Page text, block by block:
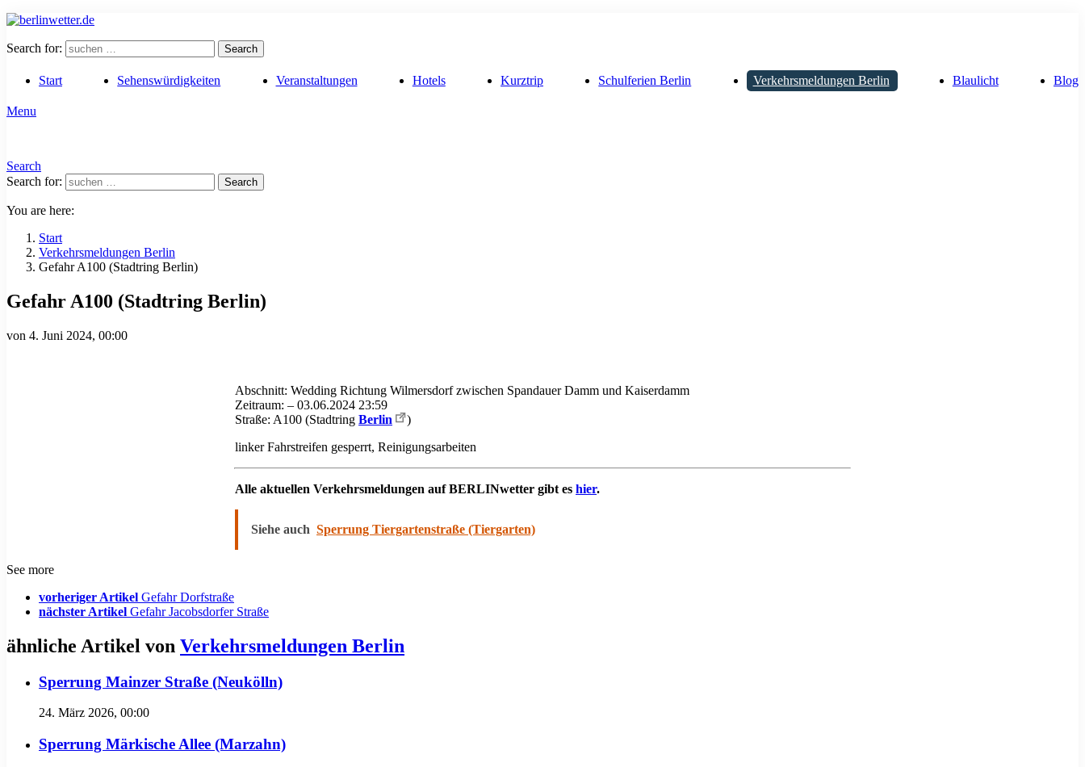
Search for: Search
Start Sehenswürdigkeiten Veranstaltungen Hotels Kurztrip Schulferien Berlin Verkehrsmeldungen Berlin Blaulicht Blog
Menu
Search
Search for:
Search
You are here:
Start
Verkehrsmeldungen Berlin
Gefahr A100 (Stadtring Berlin)
Gefahr A100 (Stadtring Berlin)
von 4. Juni 2024, 00:00
Abschnitt: Wedding Richtung Wilmersdorf zwischen Spandauer Damm und Kaiserdamm
Zeitraum: – 03.06.2024 23:59
Straße: A100 (Stadtring Berlin
)
linker Fahrstreifen gesperrt, Reinigungsarbeiten
Alle aktuellen Verkehrsmeldungen auf BERLINwetter gibt es hier.
Siehe auch Sperrung Tiergartenstraße (Tiergarten)
See more
vorheriger Artikel Gefahr Dorfstraße
nächster Artikel Gefahr Jacobsdorfer Straße
ähnliche Artikel von Verkehrsmeldungen Berlin
Sperrung Mainzer Straße (Neukölln)
24. März 2026, 00:00
Sperrung Märkische Allee (Marzahn)